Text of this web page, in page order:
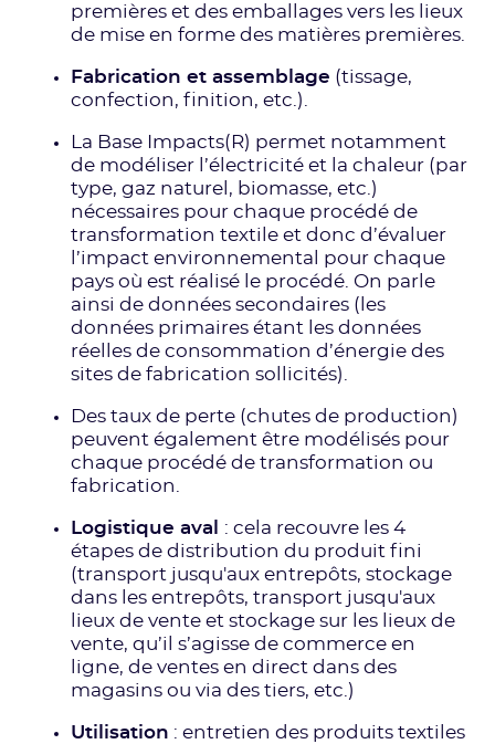
premières et des emballages vers les lieux
de mise en forme des matières premières.
Fabrication et assemblage (tissage,
confection, finition, etc.).
La Base Impacts(R) permet notamment
de modéliser l’électricité et la chaleur (par
type, gaz naturel, biomasse, etc.)
nécessaires pour chaque procédé de
transformation textile et donc d’évaluer
l’impact environnemental pour chaque
pays où est réalisé le procédé. On parle
ainsi de données secondaires (les
données primaires étant les données
réelles de consommation d’énergie des
sites de fabrication sollicités).
Des taux de perte (chutes de production)
peuvent également être modélisés pour
chaque procédé de transformation ou
fabrication.
Logistique aval : cela recouvre les 4
étapes de distribution du produit fini
(transport jusqu'aux entrepôts, stockage
dans les entrepôts, transport jusqu'aux
lieux de vente et stockage sur les lieux de
vente, qu’il s’agisse de commerce en
ligne, de ventes en direct dans des
magasins ou via des tiers, etc.)
Utilisation : entretien des produits textiles